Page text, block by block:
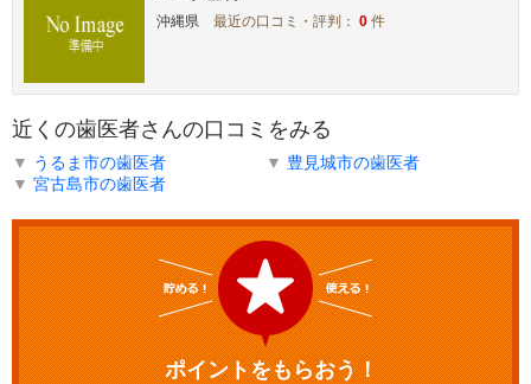
沖縄県 最近の口コミ・評判：0 件
近くの歯医者さんの口コミをみる
▼ うるま市の歯医者 ▼ 豊見城市の歯医者
▼ 宮古島市の歯医者
ポイントをもらおう！